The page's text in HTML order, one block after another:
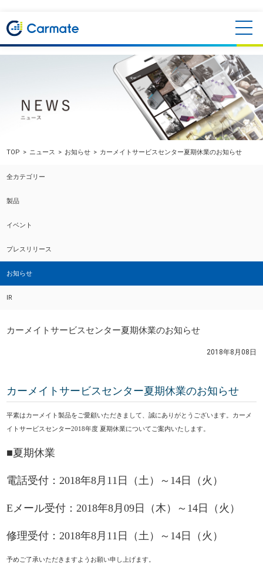
TOP ニュース お知らせ カーメイトサービスセンター夏期休業のお知らせ
全カテゴリー
製品
イベント
プレスリリース
お知らせ
IR
カーメイトサービスセンター夏期休業のお知らせ
2018年8月08日
カーメイトサービスセンター夏期休業のお知らせ
平素はカーメイト製品をご愛顧いただきまして、誠にありがとうございます。カーメ
イトサービスセンター2018年度 夏期休業についてご案内いたします。
■夏期休業
電話受付：2018年8月11日（土）～14日（火）
Eメール受付：2018年8月09日（木）～14日（火）
修理受付：2018年8月11日（土）～14日（火）
予めご了承いただきますようお願い申し上げます。